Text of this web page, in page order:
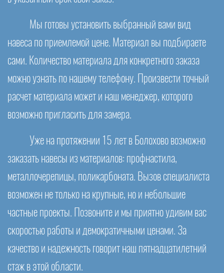
Мы готовы установить выбранный вами вид
навеса по приемлемой цене. Материал вы подбираете
сами. Количество материала для конкретного заказа
можно узнать по нашему телефону. Произвести точный
расчет материала может и наш менеджер, которого
возможно пригласить для замера.
Уже на протяжении 15 лет в Болохово возможно
заказать навесы из материалов: профнастила,
металлочерепицы, поликарбоната. Вызов специалиста
возможен не только на крупные, но и небольшие
частные проекты. Позвоните и мы приятно удивим вас
скоростью работы и демократичными ценами. За
качество и надежность говорит наш пятнадцатилетний
стаж в этой области.